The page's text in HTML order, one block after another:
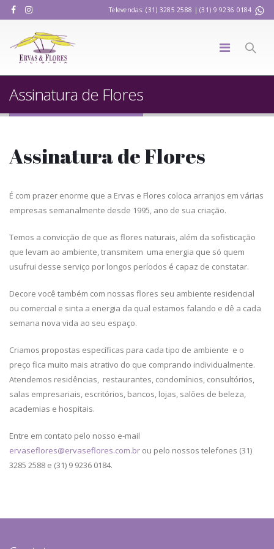
Televendas: (31) 3285 2588 | (31) 9 9236 0184
Assinatura de Flores
Assinatura de Flores
É com prazer enorme que a Ervas e Flores coloca arranjos em várias
empresas semanalmente desde 1995, ano de sua criação.
Temos a convicção de que as flores naturais, além da sofisticação
que levam ao ambiente, transmitem uma energia que só quem
usufrui desse serviço por longos períodos é capaz de constatar.
Decore você também com nossas flores seu ambiente residencial
ou comercial e sinta a energia da qual estamos falando e dê a cada
semana nova vida ao seu espaço.
Criamos propostas específicas para cada tipo de ambiente e o
preço fica muito mais atrativo do que comprando individualmente.
Atendemos residências, restaurantes, condomínios, consultórios,
salas empresariais, escritórios, bancos, lojas, salões de beleza,
academias e hospitais.
Entre em contato pelo nosso e-mail
ervaseflores@ervaseflores.com.br ou pelo nossos telefones (31)
3285 2588 e (31) 9 9236 0184.